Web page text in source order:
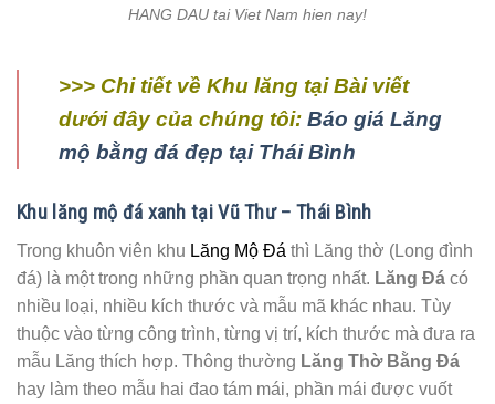
HANG DAU tai Viet Nam hien nay!
>>> Chi tiết về Khu lăng tại Bài viết
dưới đây của chúng tôi: Báo giá Lăng
mộ bằng đá đẹp tại Thái Bình
Khu lăng mộ đá xanh tại Vũ Thư – Thái Bình
Trong khuôn viên khu Lăng Mộ Đá thì Lăng thờ (Long đình
đá) là một trong những phần quan trọng nhất. Lăng Đá có
nhiều loại, nhiều kích thước và mẫu mã khác nhau. Tùy
thuộc vào từng công trình, từng vị trí, kích thước mà đưa ra
mẫu Lăng thích hợp. Thông thường Lăng Thờ Bằng Đá
hay làm theo mẫu hai đao tám mái, phần mái được vuốt